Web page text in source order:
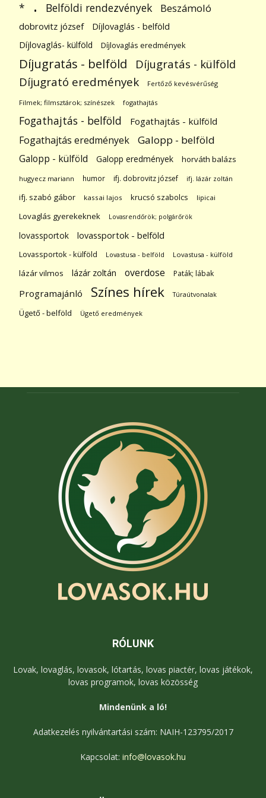
* . Belföldi rendezvények Beszámoló
dobrovitz józsef
Díjlovaglás - belföld
Díjlovaglás- külföld
Díjlovaglás eredmények
Díjugratás - belföld Díjugratás - külföld
Díjugrató eredmények Fertőző kevésvérűség
Filmek; filmsztárok; színészek fogathajtás
Fogathajtás - belföld Fogathajtás - külföld
Fogathajtás eredmények Galopp - belföld
Galopp - külföld Galopp eredmények horváth balázs
hugyecz mariann humor ifj. dobrovitz józsef ifj. lázár zoltán
ifj. szabó gábor kassai lajos krucsó szabolcs lipicai
Lovaglás gyerekeknek Lovasrendőrök; polgárőrök
lovassportok lovassportok - belföld
Lovassportok - külföld Lovastusa - belföld Lovastusa - külföld
lázár vilmos lázár zoltán overdose Paták; lábak
Programajánló Színes hírek Túraútvonalak
Ügető - belföld Ügető eredmények
RÓLUNK
Lovak, lovaglás, lovasok, lótartás, lovas piactér, lovas játékok,
lovas programok, lovas közösség
Mindenünk a ló!
Adatkezelés nyilvántartási szám: NAIH-123795/2017
Kapcsolat: info@lovasok.hu